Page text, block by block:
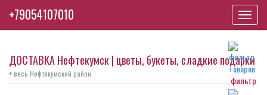
фильтр
ДОСТАВКА Нефтекумск | цветы, букеты, сладкие подарки
+ весь Нефтекумский район
+79054107010